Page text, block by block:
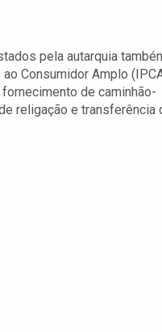
pela autarquia
Consumidor Amplo
de caminhão-
religação e transferência